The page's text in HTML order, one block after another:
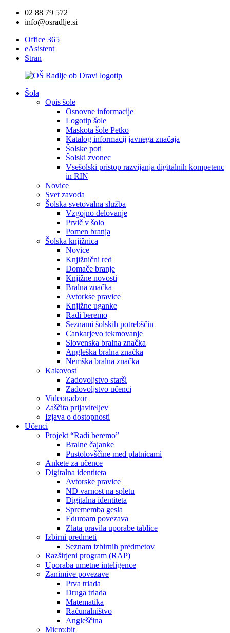
02 88 79 572
info@osradlje.si
Office 365
eAsistent
Stran
Šola
Opis šole
Osnovne informacije
Logotip šole
Maskota šole Petko
Katalog informacij javnega značaja
Šolske poti
Šolski zvonec
Vsešolski pristop razvijanja digitalnih kompetenc
in RIN
Novice
Svet zavoda
Šolska svetovalna služba
Vzgojno delovanje
Prvič v šolo
Pomen branja
Šolska knjižnica
Novice
Knjižnični red
Domače branje
Knjižne novosti
Bralna značka
Avtorkse pravice
Knjižne uganke
Radi beremo
Seznami šolskih potrebščin
Cankarjevo tekmovanje
Slovenska bralna značka
Angleška bralna značka
Nemška bralna značka
Kakovost
Zadovoljstvo starši
Zadovoljstvo učenci
Videonadzor
Zaščita prijaviteljev
Izjava o dostopnosti
Učenci
Projekt “Radi beremo”
Bralne čajanke
Pustolovščine med platnicami
Ankete za učence
Digitalna identiteta
Avtorske pravice
ND varnost na spletu
Digitalna identiteta
Sprememba gesla
Eduroam povezava
Zlata pravila uporabe tablice
Izbirni predmeti
Seznam izbirnih predmetov
Razširjeni program (RAP)
Uporaba umetne inteligence
Zanimive povezave
Prva triada
Druga triada
Matematika
Računalništvo
Angleščina
Micro:bit